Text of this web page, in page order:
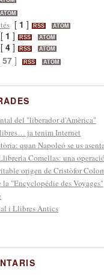
ATOM
[ 1 ] RSS ATOM
[ 1 ] RSS ATOM
[4 ] RSS ATOM
57 ] RSS ATOM
del "liberador d'Amèrica"
ja tenim Internet
quan Napoleó se us
Comellas: una
origen de Cristòfor
"Encyclopédie des Voyages"
i Llibres Antics